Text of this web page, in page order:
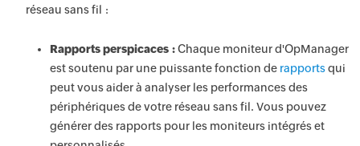
réseau sans fil :
Rapports perspicaces :Chaque moniteur d'OpManager
est soutenu par une puissante fonction de rapportsqui
peut vous aider à analyser les performances des
périphériques de votre réseau sans fil. Vous pouvez
générer des rapports pour les moniteurs intégrés et